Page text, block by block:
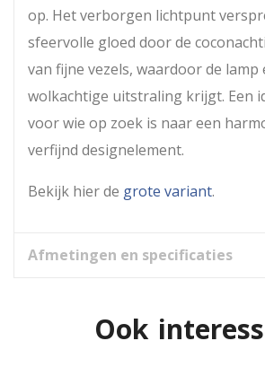
op. Het verborgen lichtpunt
sfeervolle gloed door de
van fijne vezels, waardoor de lamp
wolkachtige uitstraling krijgt. Een
voor wie op zoek is naar een
verfijnd designelement.
Bekijk hier de grote variant.
Afmetingen en specificaties
Ook